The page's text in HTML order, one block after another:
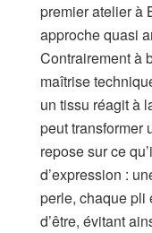
premier atelier à
approche quasi
Contrairement à
maîtrise
un tissu réagit à
peut transformer
repose sur ce
d’expression :
perle, chaque pli
d’être, évitant